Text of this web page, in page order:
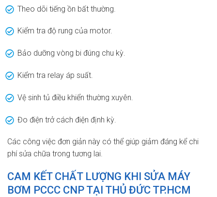
Theo dõi tiếng ồn bất thường.
Kiểm tra độ rung của motor.
Bảo dưỡng vòng bi đúng chu kỳ.
Kiểm tra relay áp suất.
Vệ sinh tủ điều khiển thường xuyên.
Đo điện trở cách điện định kỳ.
Các công việc đơn giản này có thể giúp giảm đáng kể chi
phí sửa chữa trong tương lai.
CAM KẾT CHẤT LƯỢNG KHI SỬA MÁY
BƠM PCCC CNP TẠI THỦ ĐỨC TP.HCM